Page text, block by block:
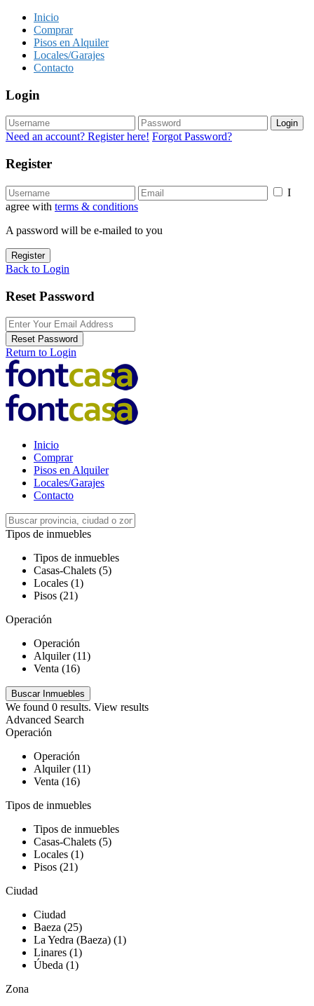
Inicio
Comprar
Pisos en Alquiler
Locales/Garajes
Contacto
Login
Login
Need an account? Register here! Forgot Password?
Register
I
agree with terms & conditions
A password will be e-mailed to you
Register
Back to Login
Reset Password
Reset Password
Return to Login
Inicio
Comprar
Pisos en Alquiler
Locales/Garajes
Contacto
Tipos de inmuebles
Tipos de inmuebles
Casas-Chalets (5)
Locales (1)
Pisos (21)
Operación
Operación
Alquiler (11)
Venta (16)
We found 0 results. View results
Advanced Search
Operación
Operación
Alquiler (11)
Venta (16)
Tipos de inmuebles
Tipos de inmuebles
Casas-Chalets (5)
Locales (1)
Pisos (21)
Ciudad
Ciudad
Baeza (25)
La Yedra (Baeza) (1)
Linares (1)
Úbeda (1)
Zona